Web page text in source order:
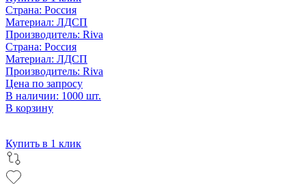
Страна: Россия
Материал: ЛДСП
Производитель: Riva
Страна: Россия
Материал: ЛДСП
Производитель: Riva
Цена по запросу
В наличии: 1000 шт.
В корзину
Купить в 1 клик